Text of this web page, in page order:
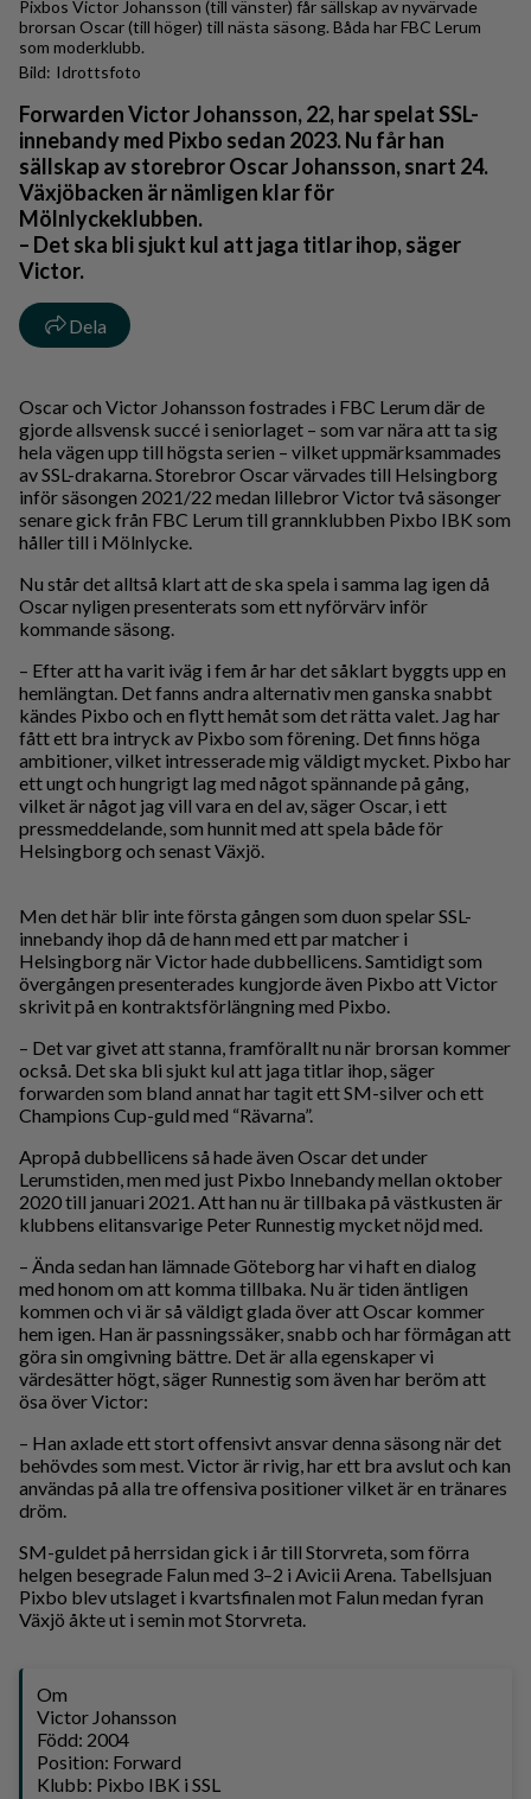
Pixbos Victor Johansson (till vänster) får sällskap av nyvärvade
brorsan Oscar (till höger) till nästa säsong. Båda har FBC Lerum
som moderklubb.
Idrottsfoto
Forwarden Victor Johansson, 22, har spelat SSL-
innebandy med Pixbo sedan 2023. Nu får han
sällskap av storebror Oscar Johansson, snart 24.
Växjöbacken är nämligen klar för
Mölnlyckeklubben.
– Det ska bli sjukt kul att jaga titlar ihop, säger
Victor.
Dela
Oscar och Victor Johansson fostrades i FBC Lerum där de
gjorde allsvensk succé i seniorlaget – som var nära att ta sig
hela vägen upp till högsta serien – vilket uppmärksammades
av SSL-drakarna. Storebror Oscar värvades till Helsingborg
inför säsongen 2021/22 medan lillebror Victor två säsonger
senare gick från FBC Lerum till grannklubben Pixbo IBK som
håller till i Mölnlycke.
Nu står det alltså klart att de ska spela i samma lag igen då
Oscar nyligen presenterats som ett nyförvärv inför
kommande säsong.
– Efter att ha varit iväg i fem år har det såklart byggts upp en
hemlängtan. Det fanns andra alternativ men ganska snabbt
kändes Pixbo och en flytt hemåt som det rätta valet. Jag har
fått ett bra intryck av Pixbo som förening. Det finns höga
ambitioner, vilket intresserade mig väldigt mycket. Pixbo har
ett ungt och hungrigt lag med något spännande på gång,
vilket är något jag vill vara en del av, säger Oscar, i ett
pressmeddelande, som hunnit med att spela både för
Helsingborg och senast Växjö.
Men det här blir inte första gången som duon spelar SSL-
innebandy ihop då de hann med ett par matcher i
Helsingborg när Victor hade dubbellicens. Samtidigt som
övergången presenterades kungjorde även Pixbo att Victor
skrivit på en kontraktsförlängning med Pixbo.
– Det var givet att stanna, framförallt nu när brorsan kommer
också. Det ska bli sjukt kul att jaga titlar ihop, säger
forwarden som bland annat har tagit ett SM-silver och ett
Champions Cup-guld med “Rävarna”.
Apropå dubbellicens så hade även Oscar det under
Lerumstiden, men med just Pixbo Innebandy mellan oktober
2020 till januari 2021. Att han nu är tillbaka på västkusten är
klubbens elitansvarige Peter Runnestig mycket nöjd med.
– Ända sedan han lämnade Göteborg har vi haft en dialog
med honom om att komma tillbaka. Nu är tiden äntligen
kommen och vi är så väldigt glada över att Oscar kommer
hem igen. Han är passningssäker, snabb och har förmågan att
göra sin omgivning bättre. Det är alla egenskaper vi
värdesätter högt, säger Runnestig som även har beröm att
ösa över Victor:
– Han axlade ett stort offensivt ansvar denna säsong när det
behövdes som mest. Victor är rivig, har ett bra avslut och kan
användas på alla tre offensiva positioner vilket är en tränares
dröm.
SM-guldet på herrsidan gick i år till Storvreta, som förra
helgen besegrade Falun med 3–2 i Avicii Arena. Tabellsjuan
Pixbo blev utslaget i kvartsfinalen mot Falun medan fyran
Växjö åkte ut i semin mot Storvreta.
Om
Victor Johansson
Född: 2004
Position: Forward
Klubb: Pixbo IBK i SSL